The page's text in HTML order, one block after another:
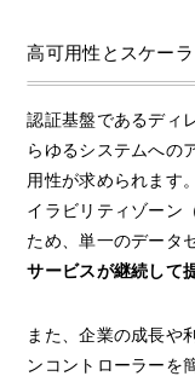
高可用性とスケー
認証基盤であるディ
らゆるシステムへの
用性が求められます
イラビリティゾーン
ため、単一のデータ
サービスが継続して
また、企業の成長や
ンコントローラーを